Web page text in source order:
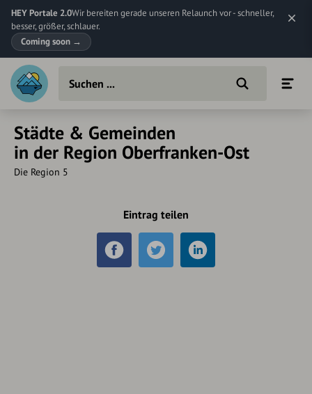
HEY Portale 2.0Wir bereiten gerade unseren Relaunch vor - schneller,
besser, größer, schlauer.
Coming soon →
Städte & Gemeinden
in der Region Oberfranken-Ost
Die Region 5
Eintrag teilen